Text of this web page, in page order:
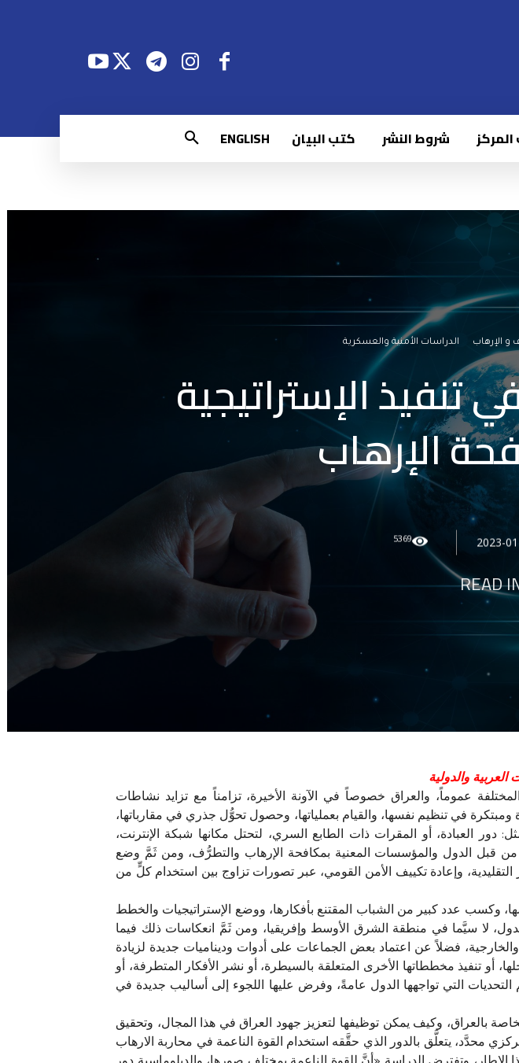
شروط النشر كتب البيان ENGLISH
و الإرهاب الدراسات الأمنية والعسكرية
تنفيذ الإستراتيجية
الإرهاب
2023-
5369
READ
والدولية
عموماً، والعراق خصوصاً في الآونة الأخيرة، تزامناً مع تزايد نشاطات
ومبتكرة في تنظيم نفسها، والقيام بعملياتها، وحصول تحوُّل جذري في مقارباتها،
العبادة، أو المقرات ذات الطابع السري، لتحتل مكانها شبكة الإنترنت،
من قبل الدول والمؤسسات المعنية بمكافحة الإرهاب والتطرُّف، ومن ثَمَّ وضع
التقليدية، وإعادة تكييف الأمن القومي، عبر تصورات تزاوج بين استخدام كلٍّ من
وكسب عدد كبير من الشباب المقتنع بأفكارها، ووضع الإستراتيجيات والخطط
لا سيَّما في منطقة الشرق الأوسط وإفريقيا، ومن ثَمَّ انعكاسات ذلك فيما
والخارجية، فضلاً عن اعتماد بعض الجماعات على أدوات وديناميات جديدة لزيادة
أو تنفيذ مخططاتها الأخرى المتعلقة بالسيطرة، أو نشر الأفكار المتطرفة، أو
التي تواجهها الدول عامةً، وفرض عليها اللجوء إلى أساليب جديدة في
بالعراق، وكيف يمكن توظيفها لتعزيز جهود العراق في هذا المجال، وتحقيق
محدَّد، يتعلَّق بالدور الذي حقَّقه استخدام القوة الناعمة في محاربة الارهاب